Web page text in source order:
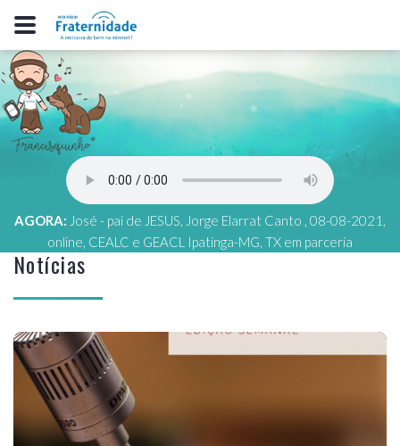
AGORA: José - pai de JESUS, Jorge Elarrat Canto , 08-08-2021,
online, CEALC e GEACL Ipatinga-MG, TX em parceria
Notícias